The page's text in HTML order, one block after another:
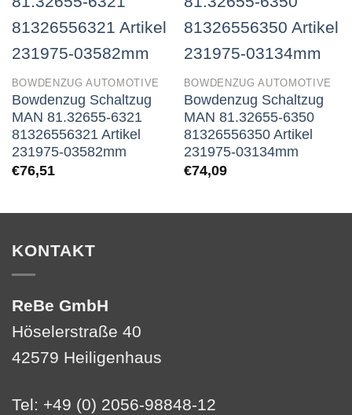
BOWDENZUG AUTOMOTIVE
Bowdenzug Schaltzug
MAN 81.32655-6321
81326556321 Artikel
231975-03582mm
€76,51
BOWDENZUG AUTOMOTIVE
Bowdenzug Schaltzug
MAN 81.32655-6350
81326556350 Artikel
231975-03134mm
€74,09
KONTAKT
ReBe GmbH
Höselerstraße 40
42579 Heiligenhaus
Tel: +49 (0) 2056-98848-12